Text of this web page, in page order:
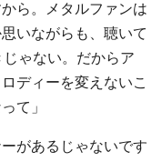
ら。メタルファンは
いながらも、聴いて
ゃない。だからア
ディーを変えないこ
て」
があるじゃないです